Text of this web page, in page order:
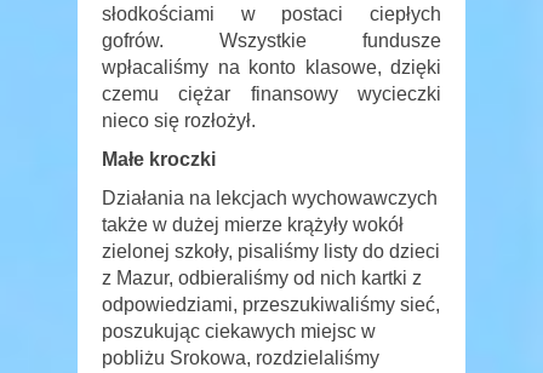
słodkościami w postaci ciepłych
gofrów. Wszystkie fundusze
wpłacaliśmy na konto klasowe, dzięki
czemu ciężar finansowy wycieczki
nieco się rozłożył.
Małe kroczki
Działania na lekcjach wychowawczych
także w dużej mierze krążyły wokół
zielonej szkoły, pisaliśmy listy do dzieci
z Mazur, odbieraliśmy od nich kartki z
odpowiedziami, przeszukiwaliśmy sieć,
poszukując ciekawych miejsc w
pobliżu Srokowa, rozdzielaliśmy